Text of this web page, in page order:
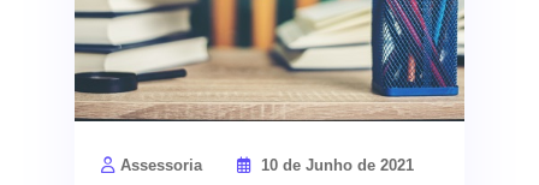
Assessoria
10 de Junho de 2021